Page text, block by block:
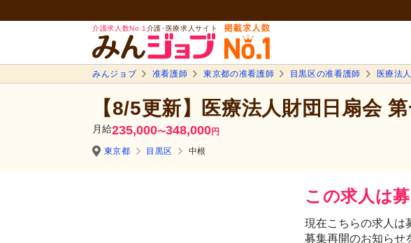
介護求人数No.1 介護･医療求人サイト
みんジョブ 准看護師 東京都の准看護師 目黒区の准看護師 医療法
【8/5更新】医療法人財団日扇会
月給235,000〜348,000円
東京都 目黒区 中根
この求人は
現在こちらの求人は
募集再開のお知らせ